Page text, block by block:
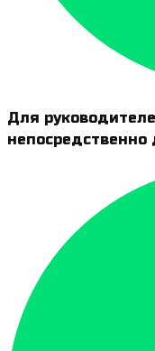
Для
непосредственно